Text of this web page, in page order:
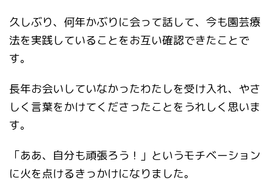
久しぶり、何年かぶりに会って話して、今も園芸療
法を実践していることをお互い確認できたことで
す。
長年お会いしていなかったわたしを受け入れ、やさ
しく言葉をかけてくださったことをうれしく思いま
す。
「ああ、自分も頑張ろう！」というモチベーション
に火を点けるきっかけになりました。